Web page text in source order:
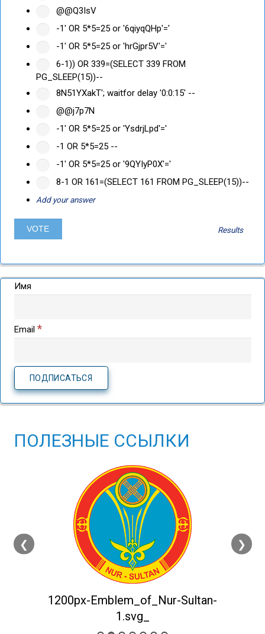
@@Q3IsV
-1' OR 5*5=25 or '6qiyqQHp'='
-1' OR 5*5=25 or 'hrGjpr5V'='
6-1)) OR 339=(SELECT 339 FROM
PG_SLEEP(15))--
8N51YXakT'; waitfor delay '0:0:15' --
@@j7p7N
-1' OR 5*5=25 or 'YsdrjLpd'='
-1 OR 5*5=25 --
-1' OR 5*5=25 or '9QYIyP0X'='
8-1 OR 161=(SELECT 161 FROM PG_SLEEP(15))--
Add your answer
Results
Имя
Email *
ПОЛЕЗНЫЕ ССЫЛКИ
❮
1200px-Emblem_of_Nur-Sultan-
1.svg_
❯